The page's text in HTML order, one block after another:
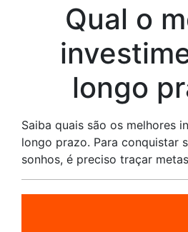
Qual o
longo
Saiba quais são os melhores
longo prazo. Para conquistar
sonhos, é preciso traçar